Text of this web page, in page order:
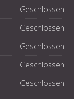
Geschlossen
Geschlossen
Geschlossen
Geschlossen
Geschlossen